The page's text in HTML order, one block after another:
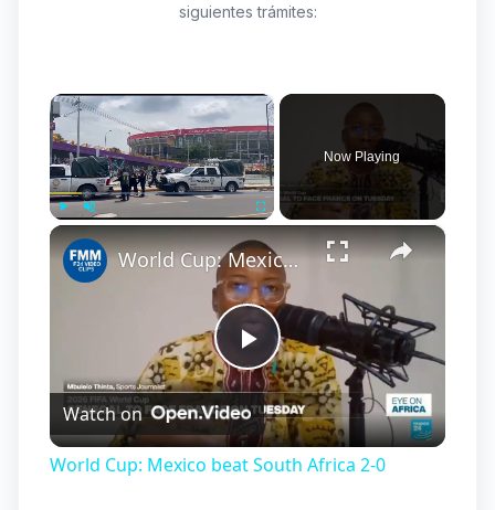
siguientes trámites:
×
Now Playing
×
Play
Video
World Cup: Mexico beat South Africa 2-0
Watch on
World Cup: Mexico beat South Africa 2-0